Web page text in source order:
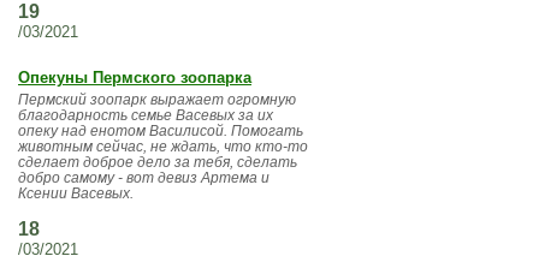
19
/03/2021
Опекуны Пермского зоопарка
Пермский зоопарк выражает огромную
благодарность семье Васевых за их
опеку над енотом Василисой. Помогать
животным сейчас, не ждать, что кто-то
сделает доброе дело за тебя, сделать
добро самому - вот девиз Артема и
Ксении Васевых.
18
/03/2021